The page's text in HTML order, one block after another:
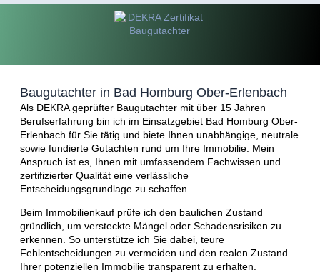
Baugutachter in Bad Homburg Ober-Erlenbach
Als DEKRA geprüfter Baugutachter mit über 15 Jahren
Berufserfahrung bin ich im Einsatzgebiet Bad Homburg Ober-
Erlenbach für Sie tätig und biete Ihnen unabhängige, neutrale
sowie fundierte Gutachten rund um Ihre Immobilie. Mein
Anspruch ist es, Ihnen mit umfassendem Fachwissen und
zertifizierter Qualität eine verlässliche
Entscheidungsgrundlage zu schaffen.
Beim Immobilienkauf prüfe ich den baulichen Zustand
gründlich, um versteckte Mängel oder Schadensrisiken zu
erkennen. So unterstütze ich Sie dabei, teure
Fehlentscheidungen zu vermeiden und den realen Zustand
Ihrer potenziellen Immobilie transparent zu erhalten.